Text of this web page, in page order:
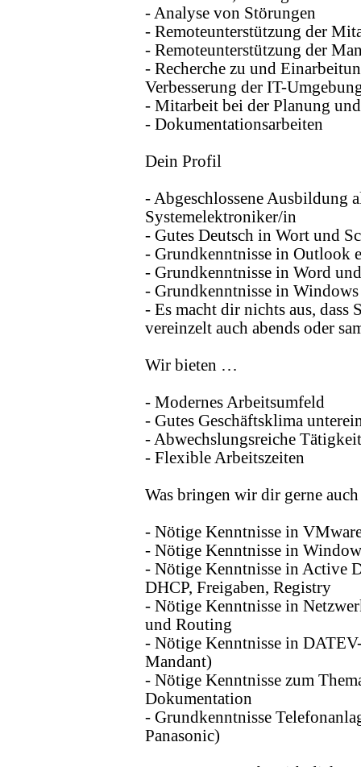
- Analyse von Störungen
- Remoteunterstützung der
- Remoteunterstützung der
- Recherche zu und
Verbesserung der IT-
- Mitarbeit bei der Planung
- Dokumentationsarbeiten
Dein Profil
- Abgeschlossene Ausbildung
Systemelektroniker/in
- Gutes Deutsch in Wort und
- Grundkenntnisse in Outlook
- Grundkenntnisse in Word
- Grundkenntnisse in
- Es macht dir nichts aus, dass
vereinzelt auch abends oder
Wir bieten …
- Modernes Arbeitsumfeld
- Gutes Geschäftsklima
- Abwechslungsreiche
- Flexible Arbeitszeiten
Was bringen wir dir gerne
- Nötige Kenntnisse in
- Nötige Kenntnisse in
- Nötige Kenntnisse in Active
DHCP, Freigaben, Registry
- Nötige Kenntnisse in
und Routing
- Nötige Kenntnisse in
Mandant)
- Nötige Kenntnisse zum
Dokumentation
- Grundkenntnisse
Panasonic)